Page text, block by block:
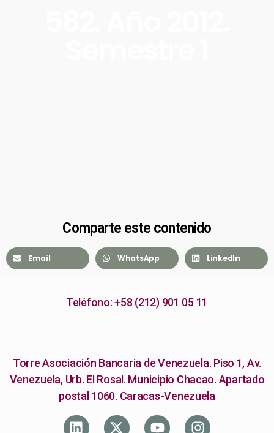
Comparte este contenido
Email WhatsApp LinkedIn
Teléfono: +58 (212) 901 05 11
Torre Asociación Bancaria de Venezuela. Piso 1, Av.
Venezuela, Urb. El Rosal. Municipio Chacao. Apartado
postal 1060. Caracas-Venezuela